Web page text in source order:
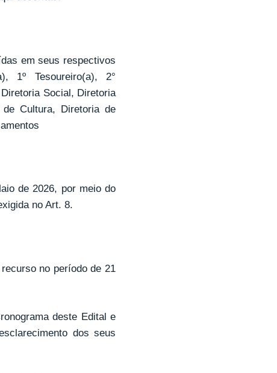
em seus respectivos
1º Tesoureiro(a), 2°
Social, Diretoria
Cultura, Diretoria de
de 2026, por meio do
no Art. 8.
no período de 21
deste Edital e
dos seus